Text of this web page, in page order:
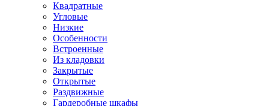
Квадратные
Угловые
Низкие
Особенности
Встроенные
Из кладовки
Закрытые
Открытые
Раздвижные
Гардеробные шкафы